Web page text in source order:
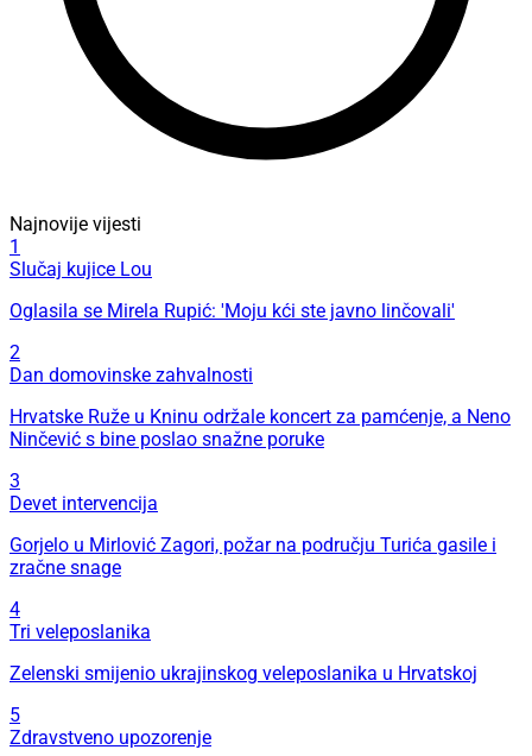
Najnovije vijesti
1
Slučaj kujice Lou
Oglasila se Mirela Rupić: 'Moju kći ste javno linčovali'
2
Dan domovinske zahvalnosti
Hrvatske Ruže u Kninu održale koncert za pamćenje, a Neno
Ninčević s bine poslao snažne poruke
3
Devet intervencija
Gorjelo u Mirlović Zagori, požar na području Turića gasile i
zračne snage
4
Tri veleposlanika
Zelenski smijenio ukrajinskog veleposlanika u Hrvatskoj
5
Zdravstveno upozorenje